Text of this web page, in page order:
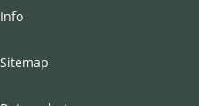
Info
Sitemap